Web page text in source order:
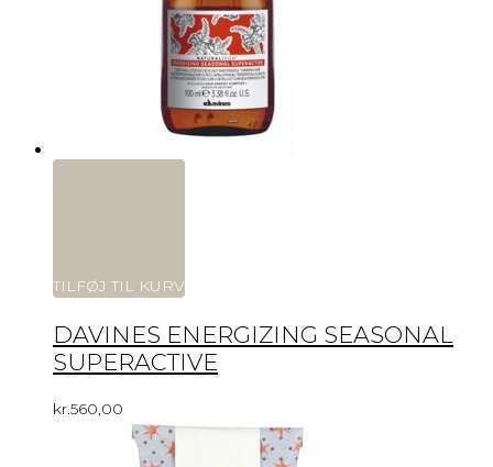
TILFØJ TIL KURV
DAVINES ENERGIZING SEASONAL
SUPERACTIVE
kr.560,00